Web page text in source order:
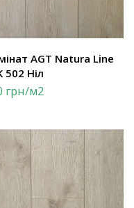
AGT Natura Line
502 Ніл
грн/м2